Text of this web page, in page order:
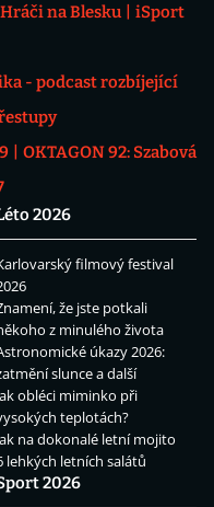
Hráči na Blesku
iSport
- podcast rozbíjející
OKTAGON 92: Szabová
2026
filmový festival
že jste potkali
z minulého života
úkazy 2026:
slunce a další
obléci miminko při
teplotách?
na dokonalé letní mojito
lehkých letních salátů
2026